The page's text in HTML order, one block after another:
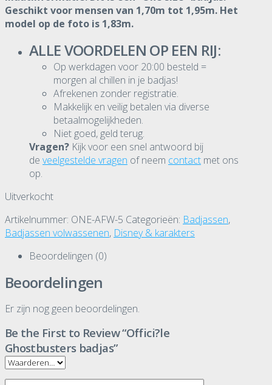
Geschikt voor mensen van 1,70m tot 1,95m. Het
model op de foto is 1,83m.
ALLE VOORDELEN OP EEN RIJ:
Op werkdagen voor 20:00 besteld =
morgen al chillen in je badjas!
Afrekenen zonder registratie.
Makkelijk en veilig betalen via diverse
betaalmogelijkheden.
Niet goed, geld terug.
Vragen? Kijk voor een snel antwoord bij
de veelgestelde vragen of neem contact met ons
op.
Uitverkocht
Artikelnummer: ONE-AFW-5 Categorieën: Badjassen,
Badjassen volwassenen, Disney & karakters
Beoordelingen (0)
Beoordelingen
Er zijn nog geen beoordelingen.
Be the First to Review “Offici?le
Ghostbusters badjas”